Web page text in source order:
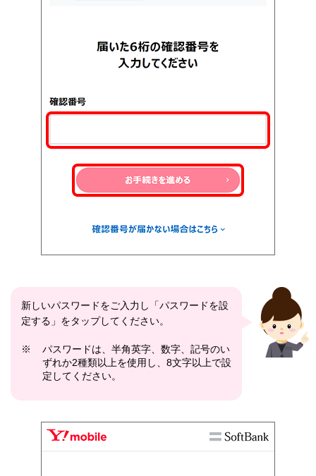
新しいパスワードをご入力し「パスワードを設
定する」をタップしてください。
※
パスワードは、半角英字、数字、記号のい
ずれか2種類以上を使用し、8文字以上で設
定してください。